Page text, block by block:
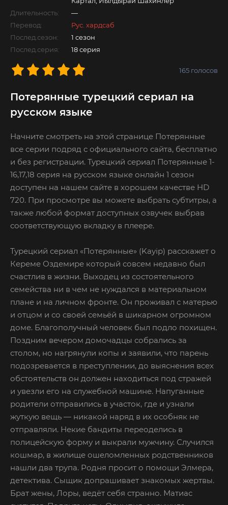
Длительность:
—
Перевод:
Рус. хардсаб
Послед.сезон:
1 сезон
Послед.серия:
18 серия
165 голосов
Потерянные турецкий сериал на
русском языке
Начните смотреть на этой странице Потерянные
все серии подряд с официального сайта, бесплатно
и без регистрации. Турецкий сериал Потерянные 1-
16,17,18 серия на русском языке онлайн 1 сезон
доступен на нашем сайте в хорошем качестве HD
720. При просмотре вы можете выбрать субтитры, а
также любой формат доступных озвучек выбрав
соответствующую вкладку в плеере.
Турецкий сериал «Потерянные» (Kayip) расскажет о
Кереме Оздемире который совсем недавно был
счастлив в жизни. Выходец из состоятельного
семейства ни в чем не нуждался в материальном
плане и на личном фронте. Он проживал с матерью
и отцом и со своей семьёй в шикарном огромном
доме. Благополучный человек был подло похищен.
Поздним вечером домочадцы собрались за
столом, но нагрянули копы и заявили, что парень
подозревается в преступлении, до выяснения всех
обстоятельств он должен находиться под стражей
и увезли его на служебной машине. Напуганные
родители отправились в участок, где и узнали
жуткую вещь — никакой наряд в их особняк не
отправляли. Некие бандиты переоделись в
полицейскую форму и выкрали мужчину. Случился
кошмар, в жилище ошеломленных родственников
нашли два трупа. Родня просит о помощи Элмера,
детектива. Сыщик допрашивает знакомых жертвы.
Брат жены, Лоры, ведёт себя странно. Матиас